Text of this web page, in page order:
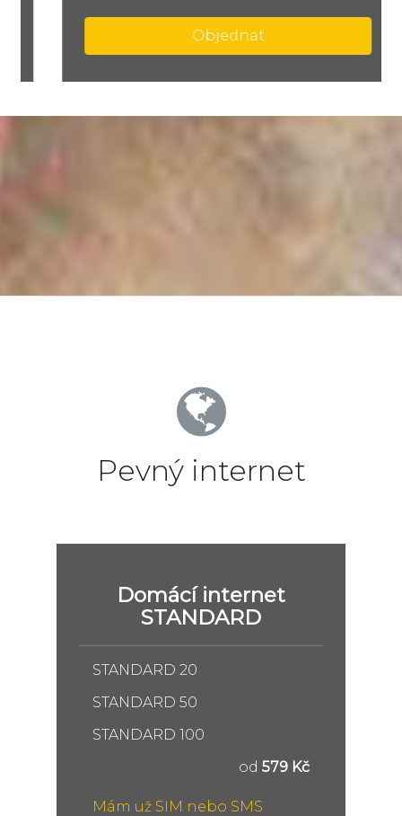
Objednat
Pevný internet
Domácí internet
STANDARD
STANDARD 20
STANDARD 50
STANDARD 100
od 579 Kč
Mám už SIM nebo SMS